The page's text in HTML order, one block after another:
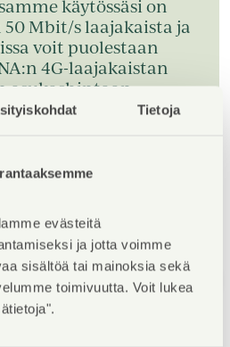
Tietoja
evästeitä
ja jotta voimme
sisältöä tai mainoksia sekä
toimivuutta. Voit lukea
käytössäsi on
50 Mbit/s laajakaista ja
voit puolestaan
4G-laajakaistan
asukashintaan.
1/5